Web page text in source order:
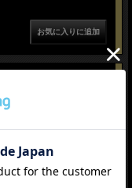
44マグナム■アンチフォ